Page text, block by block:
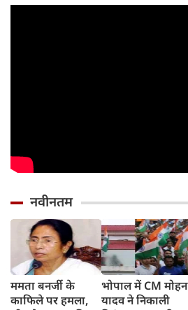
नवीनतम
ममता बनर्जी के
काफिले पर हमला,
भोपाल में CM मोहन
यादव ने निकाली